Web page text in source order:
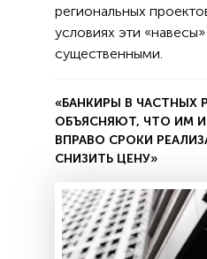
региональных
условиях эти
существенными.
«БАНКИРЫ В ЧАСТНЫХ
ОБЪЯСНЯЮТ, ЧТО ИМ
ВПРАВО СРОКИ
СНИЗИТЬ ЦЕНУ»